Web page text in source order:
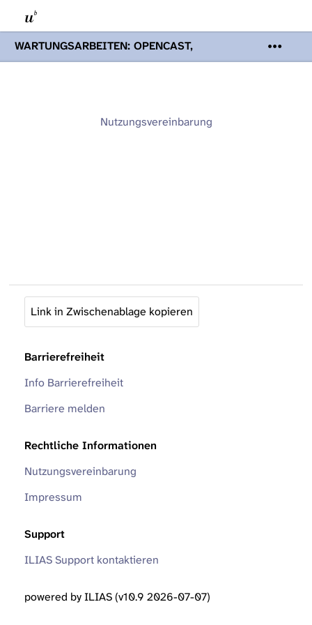
WARTUNGSARBEITEN: OPENCAST,
PODCASTS & TOBIRA
Mi 19. August
Opencast-Videos und Tobira nicht zur
Nutzungsvereinbarung
Link in Zwischenablage kopieren
Barrierefreiheit
Info Barrierefreiheit
Barriere melden
Rechtliche Informationen
Nutzungsvereinbarung
Impressum
Support
ILIAS Support kontaktieren
powered by ILIAS (v10.9 2026-07-07)